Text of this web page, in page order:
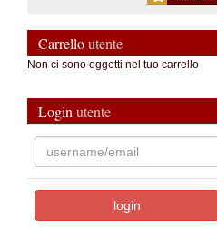
Carrelloutente
Non ci sono oggetti nel tuo carrello
Login utente